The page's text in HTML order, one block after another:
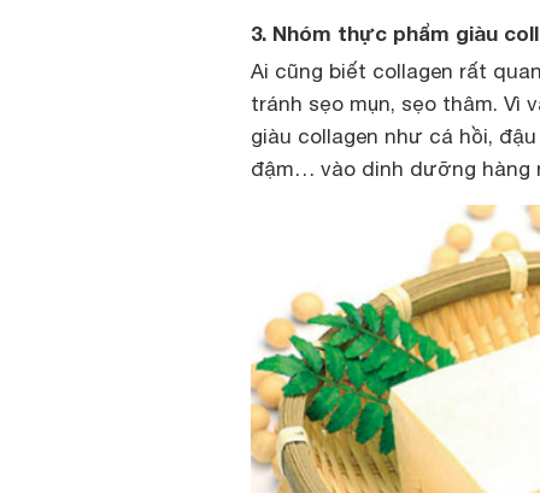
3. Nhóm thực phẩm giàu
Ai cũng biết collagen rất
tránh sẹo mụn, sẹo thâm. Vì
giàu collagen như cá hồi,
đậm… vào dinh dưỡng hàng